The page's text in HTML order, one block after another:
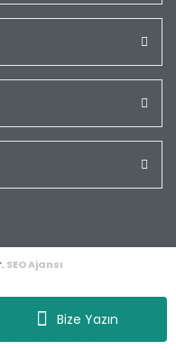
Bize Yazın
SEO Ajansı